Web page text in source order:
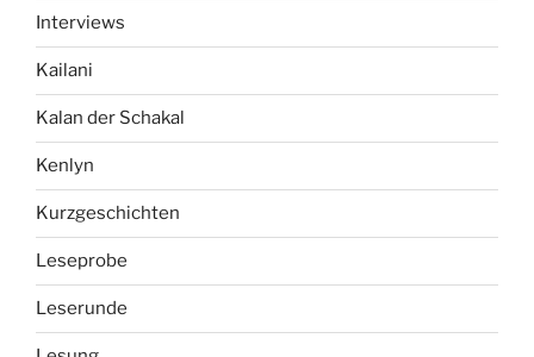
Interviews
Kailani
Kalan der Schakal
Kenlyn
Kurzgeschichten
Leseprobe
Leserunde